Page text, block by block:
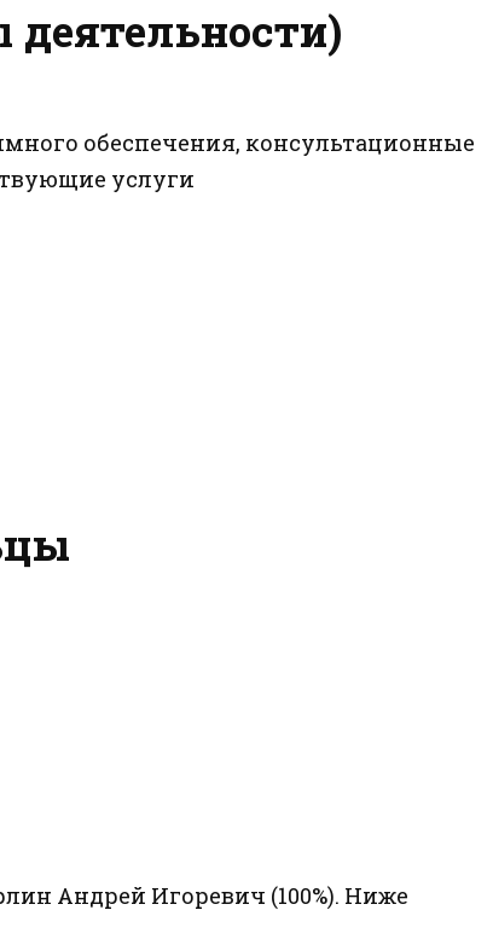
обеспечения, консультационные
услуги
Андрей Игоревич (100%). Ниже